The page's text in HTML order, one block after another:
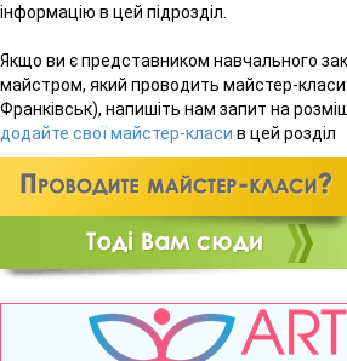
інформацію в цей підрозділ.
Якщо ви є представником навчального
майстром, який проводить майстер-класи
Франківськ), напишіть нам запит на
додайте свої майстер-класи в цей розділ